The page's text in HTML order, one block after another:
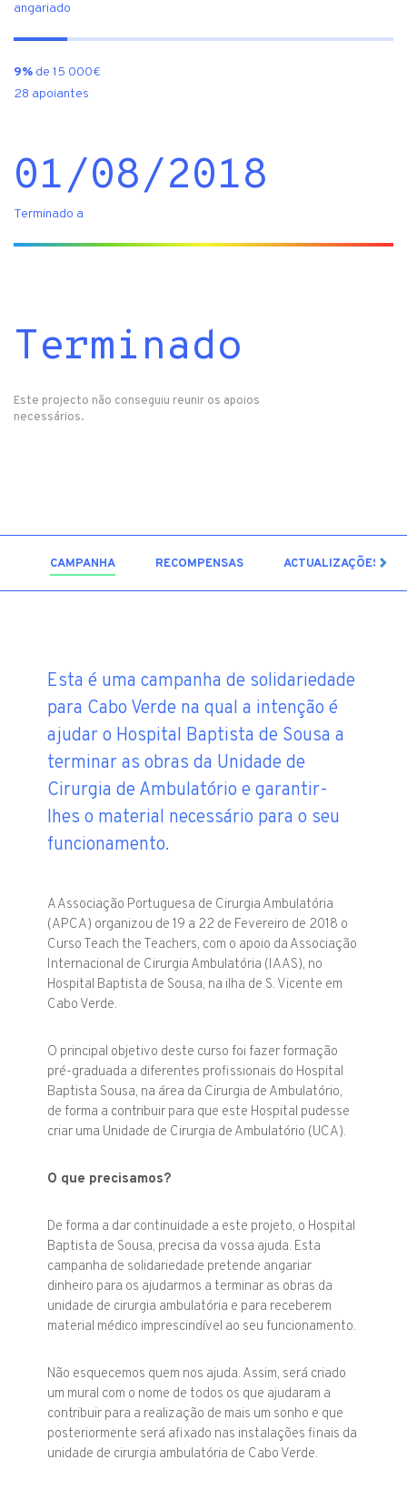
angariado
9% de 15 000€
28 apoiantes
01/08/2018
Terminado a
Terminado
Este projecto não conseguiu reunir os apoios
necessários.
CAMPANHA RECOMPENSAS ACTUALIZAÇÕES
Esta é uma campanha de solidariedade
para Cabo Verde na qual a intenção é
ajudar o Hospital Baptista de Sousa a
terminar as obras da Unidade de
Cirurgia de Ambulatório e garantir-
lhes o material necessário para o seu
funcionamento.
A Associação Portuguesa de Cirurgia Ambulatória
(APCA) organizou de 19 a 22 de Fevereiro de 2018 o
Curso Teach the Teachers, com o apoio da Associação
Internacional de Cirurgia Ambulatória (IAAS), no
Hospital Baptista de Sousa, na ilha de S. Vicente em
Cabo Verde.
O principal objetivo deste curso foi fazer formação
pré-graduada a diferentes profissionais do Hospital
Baptista Sousa, na área da Cirurgia de Ambulatório,
de forma a contribuir para que este Hospital pudesse
criar uma Unidade de Cirurgia de Ambulatório (UCA).
O que precisamos?
De forma a dar continuidade a este projeto, o Hospital
Baptista de Sousa, precisa da vossa ajuda. Esta
campanha de solidariedade pretende angariar
dinheiro para os ajudarmos a terminar as obras da
unidade de cirurgia ambulatória e para receberem
material médico imprescindível ao seu funcionamento.
Não esquecemos quem nos ajuda. Assim, será criado
um mural com o nome de todos os que ajudaram a
contribuir para a realização de mais um sonho e que
posteriormente será afixado nas instalações finais da
unidade de cirurgia ambulatória de Cabo Verde.